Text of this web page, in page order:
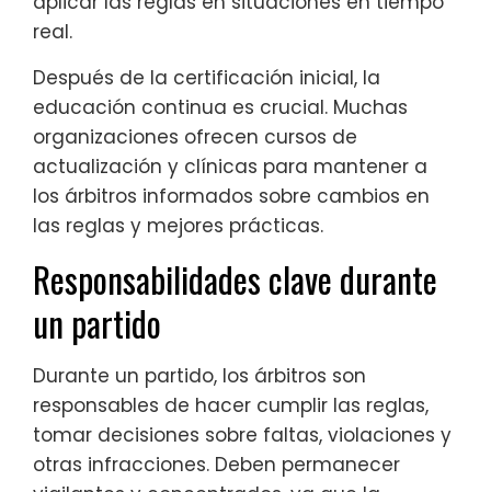
real.
Después de la certificación inicial, la
educación continua es crucial. Muchas
organizaciones ofrecen cursos de
actualización y clínicas para mantener a
los árbitros informados sobre cambios en
las reglas y mejores prácticas.
Responsabilidades clave durante
un partido
Durante un partido, los árbitros son
responsables de hacer cumplir las reglas,
tomar decisiones sobre faltas, violaciones y
otras infracciones. Deben permanecer